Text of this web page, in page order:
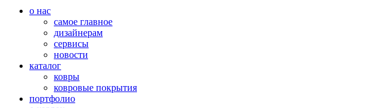
о нас
самое главное
дизайнерам
сервисы
новости
каталог
ковры
ковровые покрытия
портфолио